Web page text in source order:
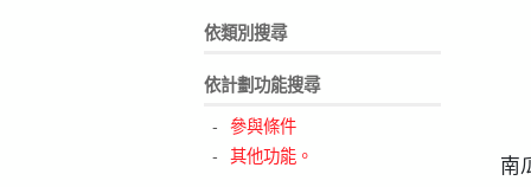
依類別搜尋
依計劃功能搜尋
參與條件
其他功能。
南